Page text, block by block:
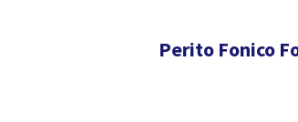
Perito Fonico